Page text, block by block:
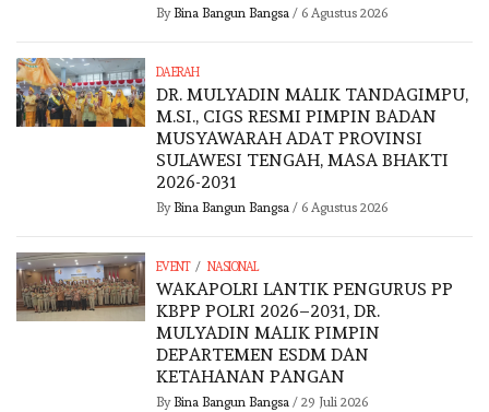
By Bina Bangun Bangsa/ 6 Agustus 2026
DAERAH
DR. MULYADIN MALIK TANDAGIMPU,
M.SI., CIGS RESMI PIMPIN BADAN
MUSYAWARAH ADAT PROVINSI
SULAWESI TENGAH, MASA BHAKTI
2026-2031
By Bina Bangun Bangsa/ 6 Agustus 2026
EVENT / NASIONAL
WAKAPOLRI LANTIK PENGURUS PP
KBPP POLRI 2026–2031, DR.
MULYADIN MALIK PIMPIN
DEPARTEMEN ESDM DAN
KETAHANAN PANGAN
By Bina Bangun Bangsa/ 29 Juli 2026